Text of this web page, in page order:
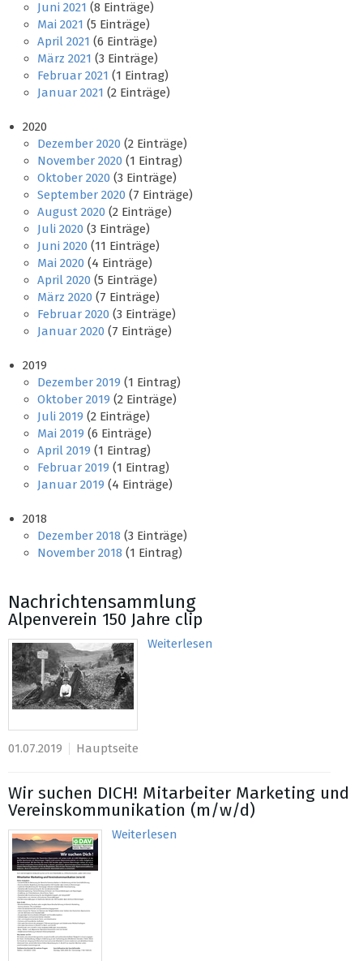
Juni 2021 (8 Einträge)
Mai 2021 (5 Einträge)
April 2021 (6 Einträge)
März 2021 (3 Einträge)
Februar 2021 (1 Eintrag)
Januar 2021 (2 Einträge)
2020
Dezember 2020 (2 Einträge)
November 2020 (1 Eintrag)
Oktober 2020 (3 Einträge)
September 2020 (7 Einträge)
August 2020 (2 Einträge)
Juli 2020 (3 Einträge)
Juni 2020 (11 Einträge)
Mai 2020 (4 Einträge)
April 2020 (5 Einträge)
März 2020 (7 Einträge)
Februar 2020 (3 Einträge)
Januar 2020 (7 Einträge)
2019
Dezember 2019 (1 Eintrag)
Oktober 2019 (2 Einträge)
Juli 2019 (2 Einträge)
Mai 2019 (6 Einträge)
April 2019 (1 Eintrag)
Februar 2019 (1 Eintrag)
Januar 2019 (4 Einträge)
2018
Dezember 2018 (3 Einträge)
November 2018 (1 Eintrag)
Nachrichtensammlung
Alpenverein 150 Jahre clip
Weiterlesen
01.07.2019 Hauptseite
Wir suchen DICH! Mitarbeiter Marketing und
Vereinskommunikation (m/w/d)
Weiterlesen